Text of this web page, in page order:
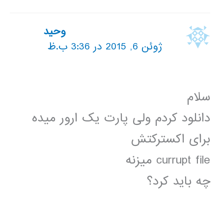
وحید
ژوئن 6, 2015 در 3:36 ب.ظ
سلام
دانلود کردم ولی پارت یک ارور میده
برای اکسترکتش
currupt file میزنه
چه باید کرد؟